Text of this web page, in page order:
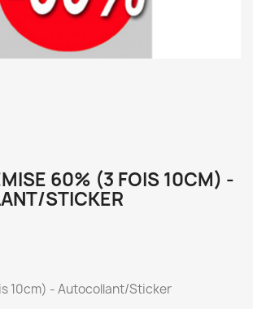
60% (3 FOIS 10CM) -
STICKER
10cm) - Autocollant/Sticker